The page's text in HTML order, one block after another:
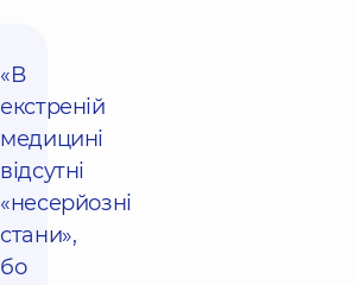
«В
екстреній
медицині
відсутні
«несерйозні
стани»,
бо